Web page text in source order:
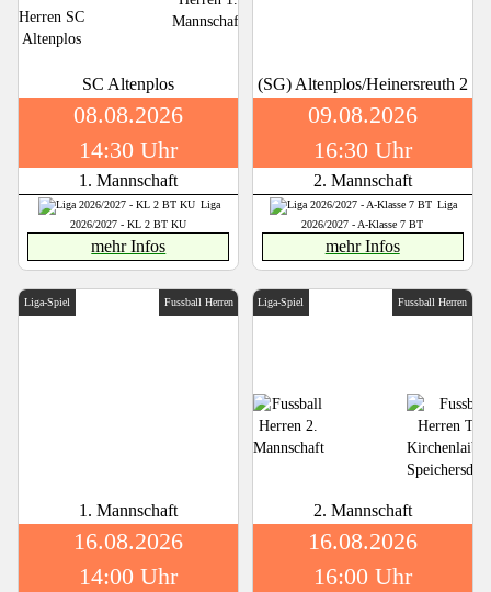
SC Altenplos
08.08.2026
14:30 Uhr
1. Mannschaft
Liga
2026/2027 - KL 2 BT KU
mehr Infos
(SG) Altenplos/Heinersreuth 2
09.08.2026
16:30 Uhr
2. Mannschaft
Liga
2026/2027 - A-Klasse 7 BT
mehr Infos
Liga-Spiel Fussball Herren
1. Mannschaft
16.08.2026
14:00 Uhr
Liga-Spiel Fussball Herren
2. Mannschaft
16.08.2026
16:00 Uhr